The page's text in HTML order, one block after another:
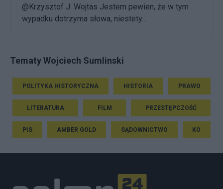
@Krzysztof J. Wojtas Jestem pewien, że w tym
wypadku dotrzyma słowa, niestety...
Tematy Wojciech Sumlinski
POLITYKA HISTORYCZNA HISTORIA PRAWO
LITERATURA FILM PRZESTĘPCZOŚĆ
PIS AMBER GOLD SĄDOWNICTWO KO